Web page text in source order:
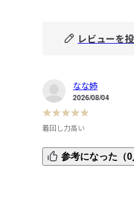
レビューを
なな姉
2026/08/04
着回し力高い
着回しが効いて、軽く
す。ゆるめシルエット
参考になった（0